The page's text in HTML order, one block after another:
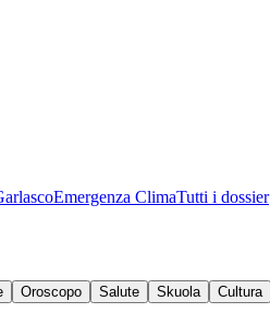
Emergenza ClimaTutti i dossier
Oroscopo Salute Skuola Cultura